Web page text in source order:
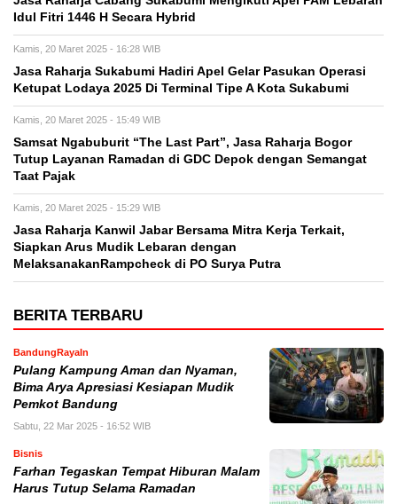
Idul Fitri 1446 H Secara Hybrid
Kamis, 20 Maret 2025 - 16:28 WIB
Jasa Raharja Sukabumi Hadiri Apel Gelar Pasukan Operasi
Ketupat Lodaya 2025 Di Terminal Tipe A Kota Sukabumi
Kamis, 20 Maret 2025 - 15:49 WIB
Samsat Ngabuburit “The Last Part”, Jasa Raharja Bogor
Tutup Layanan Ramadan di GDC Depok dengan Semangat
Taat Pajak
Kamis, 20 Maret 2025 - 15:29 WIB
Jasa Raharja Kanwil Jabar Bersama Mitra Kerja Terkait,
Siapkan Arus Mudik Lebaran dengan
MelaksanakanRampcheck di PO Surya Putra
BERITA TERBARU
BandungRayaIn
Pulang Kampung Aman dan Nyaman,
Bima Arya Apresiasi Kesiapan Mudik
Pemkot Bandung
Sabtu, 22 Mar 2025 - 16:52 WIB
Bisnis
Farhan Tegaskan Tempat Hiburan Malam
Harus Tutup Selama Ramadan